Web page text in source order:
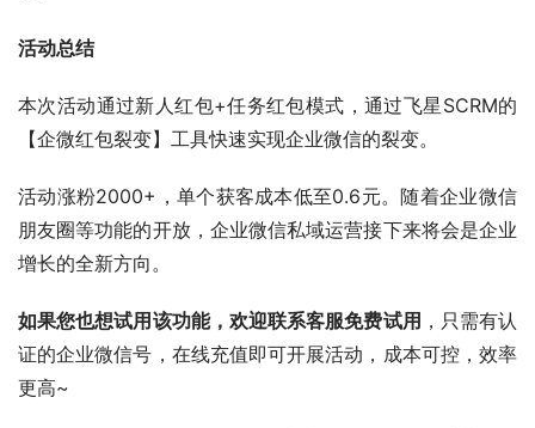
活动总结
本次活动通过新人红包+任务红包模式，通过飞星SCRM的
【企微红包裂变】工具快速实现企业微信的裂变。
活动涨粉2000+，单个获客成本低至0.6元。随着企业微信
朋友圈等功能的开放，企业微信私域运营接下来将会是企业
增长的全新方向。
如果您也想试用该功能，欢迎联系客服免费试用 ，只需有认
证的企业微信号，在线充值即可开展活动，成本可控，效率
更高~